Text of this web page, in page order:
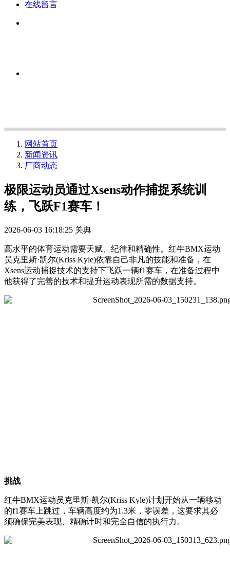
在线留言
网站首页
新闻资讯
厂商动态
极限运动员通过Xsens动作捕捉系统训
练，飞跃F1赛车！
2026-06-03 16:18:25 关典
高水平的体育运动需要天赋、纪律和精确性。红牛BMX运动
员克里斯·凯尔(Kriss Kyle)依靠自己非凡的技能和准备，在
Xsens运动捕捉技术的支持下飞跃一辆f1赛车，在准备过程中
他获得了完善的技术和提升运动表现所需的数据支持。
挑战
红牛BMX运动员克里斯·凯尔(Kriss Kyle)计划开始从一辆移动
的f1赛车上跳过，车辆高度约为1.3米，零误差，这要求其必
须确保完美表现、精确计时和完全自信的执行力。